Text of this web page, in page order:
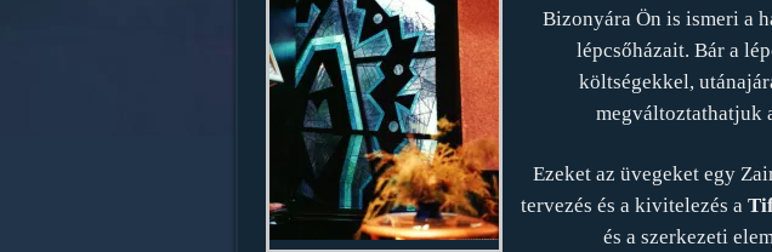
Bizonyára Ön is ismeri a
lépcsőházait. Bár a
költségekkel,
megváltoztathatjuk
Ezeket az üvegeket egy
tervezés és a kivitelezés a
és a szerkezeti